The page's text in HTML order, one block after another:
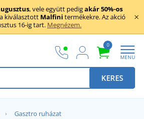
, vele együtt pedigakár 50%-os
kiválasztott Malfini termékekre. Az akció
16-ig tart. Megnézem.
0
MENU
KERES
Gasztro ruházat